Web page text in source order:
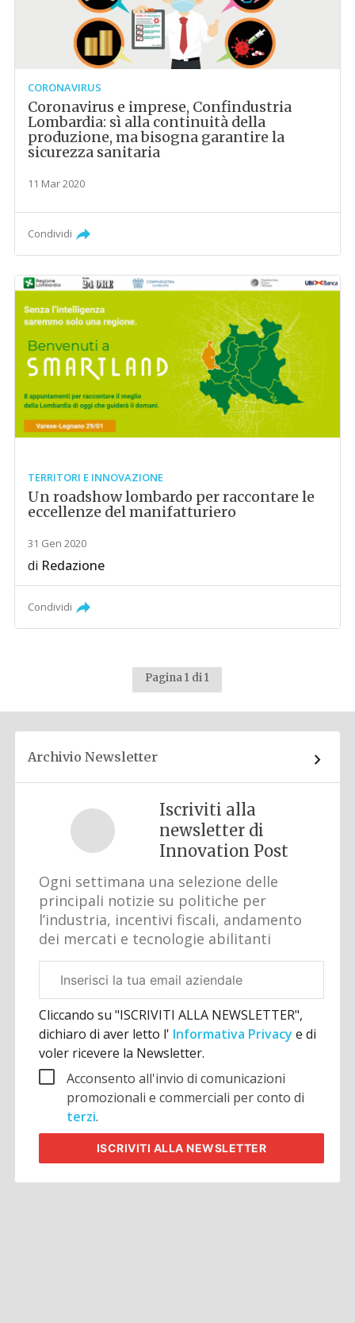
CORONAVIRUS
Coronavirus e imprese, Confindustria
Lombardia: sì alla continuità della
produzione, ma bisogna garantire la
sicurezza sanitaria
11 Mar 2020
Condividi
TERRITORI E INNOVAZIONE
Un roadshow lombardo per raccontare le
eccellenze del manifatturiero
31 Gen 2020
di Redazione
Condividi
Pagina 1 di 1
Archivio Newsletter
Iscriviti alla
newsletter di
Innovation Post
Ogni settimana una selezione delle
principali notizie su politiche per
l’industria, incentivi fiscali, andamento
dei mercati e tecnologie abilitanti
aziendale
Cliccando su "ISCRIVITI ALLA NEWSLETTER",
dichiaro di aver letto l' Informativa Privacye di
voler ricevere la Newsletter.
Acconsento all'invio di comunicazioni
promozionali e commerciali per conto di
terzi.
ISCRIVITI ALLA NEWSLETTER